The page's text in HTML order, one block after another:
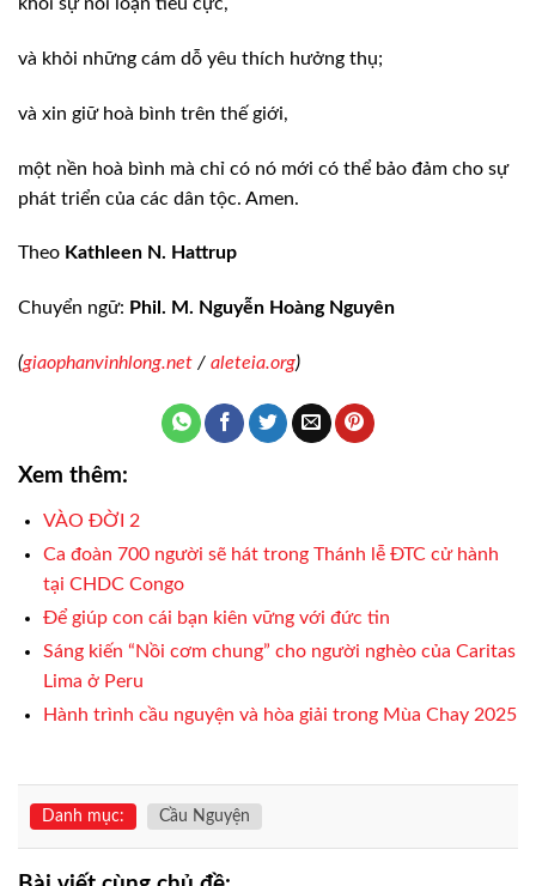
khỏi sự nổi loạn tiêu cực,
và khỏi những cám dỗ yêu thích hưởng thụ;
và xin giữ hoà bình trên thế giới,
một nền hoà bình mà chỉ có nó mới có thể bảo đảm cho sự
phát triển của các dân tộc. Amen.
Theo Kathleen N. Hattrup
Chuyển ngữ: Phil. M. Nguyễn Hoàng Nguyên
(giaophanvinhlong.net / aleteia.org)
Xem thêm:
VÀO ĐỜI 2
Ca đoàn 700 người sẽ hát trong Thánh lễ ĐTC cử hành
tại CHDC Congo
Để giúp con cái bạn kiên vững với đức tin
Sáng kiến “Nồi cơm chung” cho người nghèo của Caritas
Lima ở Peru
Hành trình cầu nguyện và hòa giải trong Mùa Chay 2025
Danh mục: Cầu Nguyện